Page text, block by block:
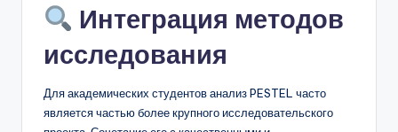
Интеграция методов
исследования
Для академических студентов анализ PESTEL часто
является частью более крупного исследовательского